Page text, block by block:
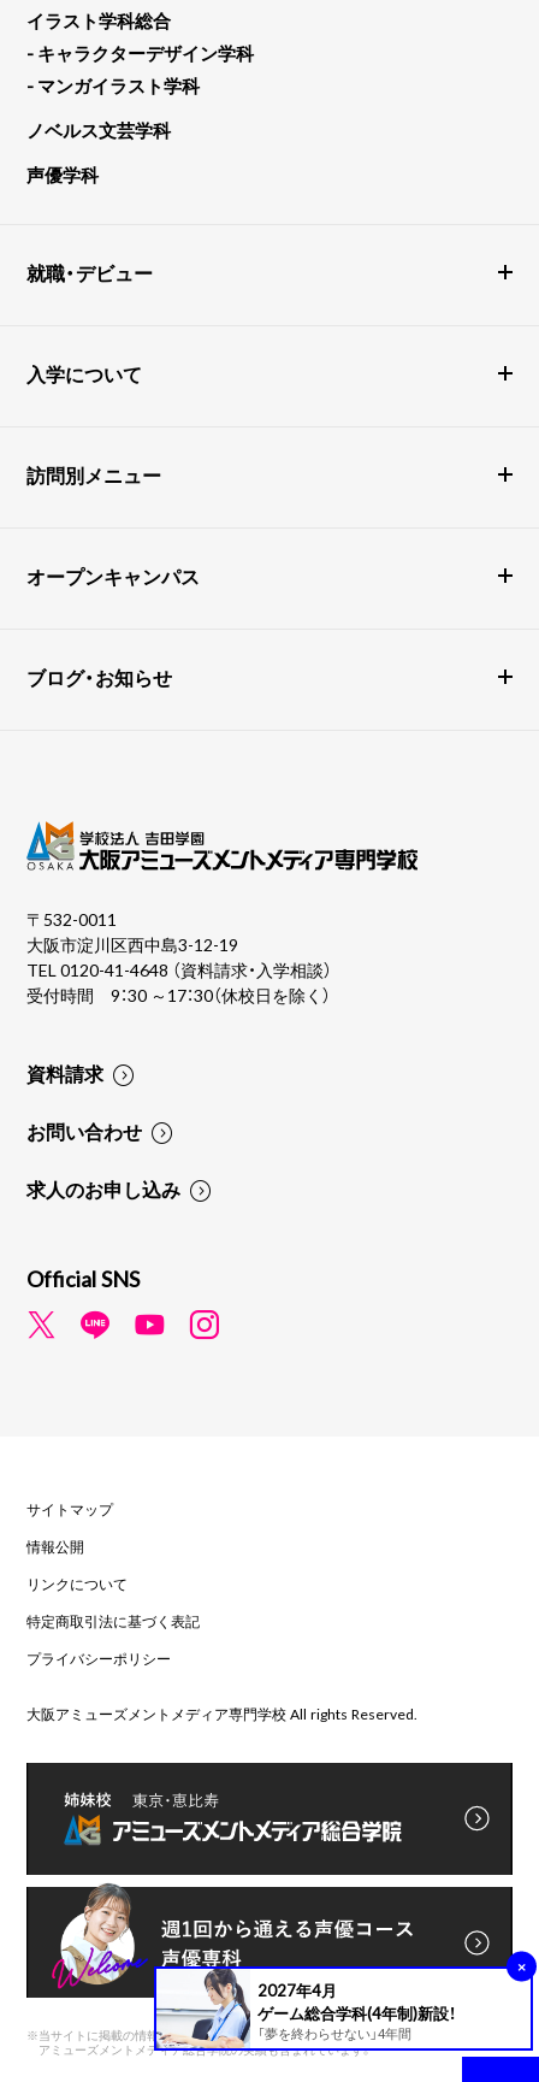
2027年4月
ゲーム総合学科(4年制)新設！
「夢を終わらせない」4年間
×
イラスト学科総合
- キャラクターデザイン学科
- マンガイラスト学科
ノベルス文芸学科
声優学科
就職・デビュー
入学について
訪問別メニュー
オープンキャンパス
ブログ・お知らせ
〒532-0011
大阪市淀川区西中島3-12-19
TEL0120-41-4648 （資料請求・入学相談）
受付時間 9：30 ～17：30（休校日を除く）
資料請求
お問い合わせ
求人のお申し込み
Official SNS
サイトマップ
情報公開
リンクについて
特定商取引法に基づく表記
プライバシーポリシー
大阪アミューズメントメディア専門学校 All rights Reserved.
※当サイトに掲載の情報は前身である
アミューズメントメディア総合学院の実績も含まれています。